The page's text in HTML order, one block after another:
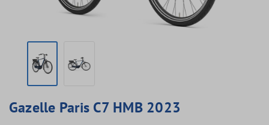
Gazelle Paris C7 HMB 2023